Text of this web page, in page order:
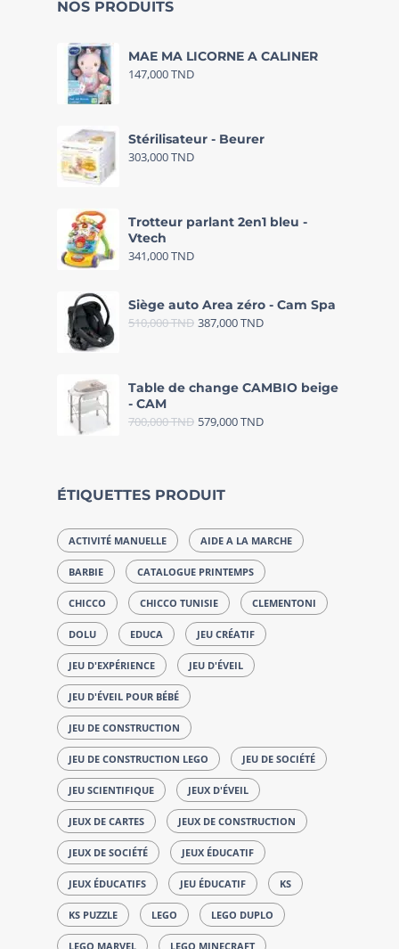
NOS PRODUITS
MAE MA LICORNE A CALINER
147,000TND
Stérilisateur - Beurer
303,000TND
Trotteur parlant 2en1 bleu -
Vtech
341,000TND
Siège auto Area zéro - Cam Spa
510,000TND 387,000TND
Table de change CAMBIO beige
- CAM
700,000TND 579,000TND
ÉTIQUETTES PRODUIT
ACTIVITÉ MANUELLE AIDE A LA MARCHE
BARBIE CATALOGUE PRINTEMPS
CHICCO CHICCO TUNISIE CLEMENTONI
DOLU EDUCA JEU CRÉATIF
JEU D'EXPÉRIENCE JEU D'ÉVEIL
JEU D'ÉVEIL POUR BÉBÉ
JEU DE CONSTRUCTION
JEU DE CONSTRUCTION LEGO JEU DE SOCIÉTÉ
JEU SCIENTIFIQUE JEUX D'ÉVEIL
JEUX DE CARTES JEUX DE CONSTRUCTION
JEUX DE SOCIÉTÉ JEUX ÉDUCATIF
JEUX ÉDUCATIFS JEU ÉDUCATIF KS
KS PUZZLE LEGO LEGO DUPLO
LEGO MARVEL LEGO MINECRAFT